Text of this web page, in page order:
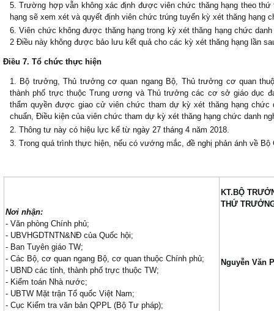
Trường hợp vẫn không xác định được viên chức thăng hạng theo
hạng sẽ xem xét và quyết định viên chức trúng tuyển kỳ xét thăng hạng
Viên chức không được thăng hạng trong kỳ xét thăng hạng chức
2 Điều này không được bảo lưu kết quả cho các kỳ xét thăng hạng lần
Điều 7. Tổ chức thực hiện
Bộ trưởng, Thủ trưởng cơ quan ngang Bộ, Thủ trưởng cơ quan
thành phố trực thuộc Trung ương và Thủ trưởng các cơ sở giáo dục
thẩm quyền được giao cử viên chức tham dự kỳ xét thăng hạng chức
chuẩn, Điều kiện của viên chức tham dự kỳ xét thăng hạng chức danh
Thông tư này có hiệu lực kể từ ngày 27 tháng 4 năm 2018.
Trong quá trình thực hiện, nếu có vướng mắc, đề nghị phản ánh về
Nơi nhận:
- Văn phòng Chính phủ;
- UBVHGDTNTN&NĐ của Quốc hội;
- Ban Tuyên giáo TW;
- Các Bộ, cơ quan ngang Bộ, cơ quan thuộc Chính phủ;
- UBND các tỉnh, thành phố trực thuộc TW;
- Kiểm toán Nhà nước;
- UBTW Mặt trận Tổ quốc Việt Nam;
- Cục Kiểm tra văn bản QPPL (Bộ Tư pháp);
KT.BỘ
THỨ
Nguyễn Văn